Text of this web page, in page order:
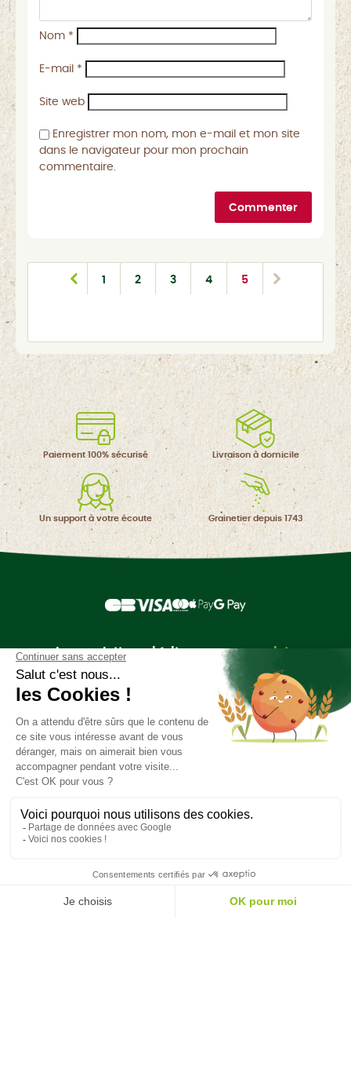
Nom *
E-mail *
Site web
Enregistrer mon nom, mon e-mail et mon site
dans le navigateur pour mon prochain
commentaire.
Commenter
1 2 3 4 5
Paiement 100% sécurisé Livraison à domicile
Un support à votre écoute Grainetierdepuis 1743
La newsletter qui fait pousservos projets
Inscrivez-vous
Une question sur nos produits ?
Pour consulter les réponses aux questions les plus fréquentes, visitez
notre FAQ
icipour nous contacter.